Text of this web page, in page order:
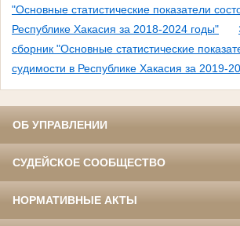
"Основные статистические показатели
Республике Хакасия за 2018-2024 годы"
сборник "Основные статистические
судимости в Республике Хакасия за 2019-
ОБ УПРАВЛЕНИИ
СУДЕЙСКОЕ СООБЩЕСТВО
НОРМАТИВНЫЕ АКТЫ